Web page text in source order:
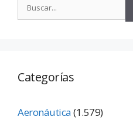
Categorías
Aeronáutica(1.579)